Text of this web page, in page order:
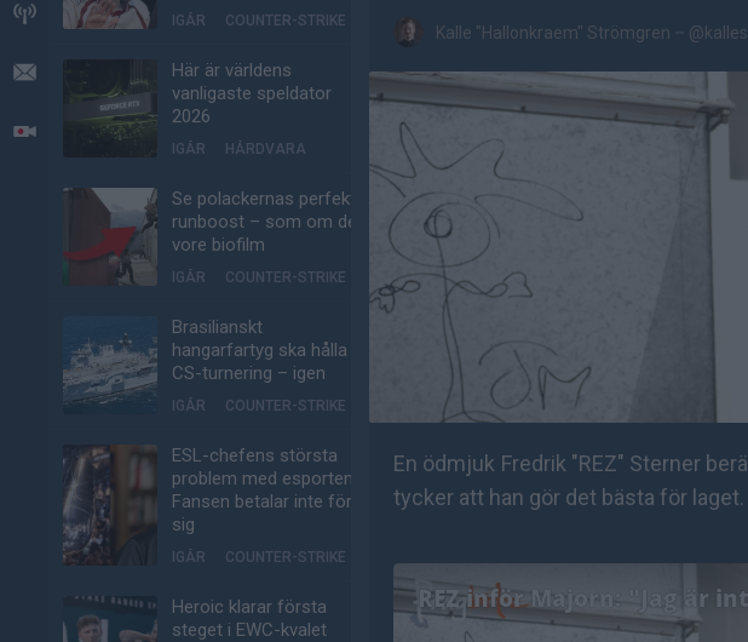
HÄNDELSER
LIVESÄNDNINGAR
IGÅR COUNTER-STRIKE
Här är världens
vanligaste speldator
2026
IGÅR HÅRDVARA
Se polackernas perfekta
runboost – som om det
vore biofilm
IGÅR COUNTER-STRIKE
Brasilianskt
hangarfartyg ska hålla
CS-turnering – igen
IGÅR COUNTER-STRIKE
ESL-chefens största
problem med esporten:
Fansen betalar inte för
sig
IGÅR COUNTER-STRIKE
Heroic klarar första
steget i EWC-kvalet
Kalle "Hallonkraem" Strömgren
En ödmjuk Fredrik "REZ" Sterner
tycker att han gör det bästa för laget.